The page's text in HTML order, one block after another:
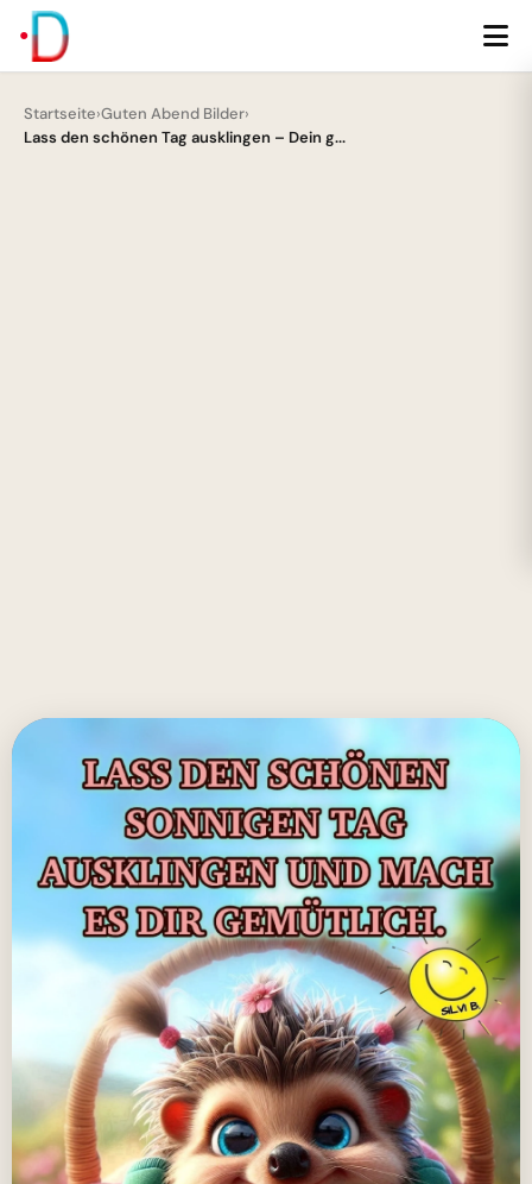
Startseite›Guten Abend Bilder›
Lass den schönen Tag ausklingen – Dein g...